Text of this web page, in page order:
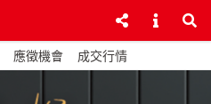
應徵機會 成交行情